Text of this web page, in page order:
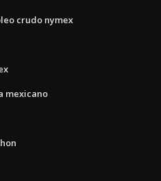
crudo nymex
mexicano